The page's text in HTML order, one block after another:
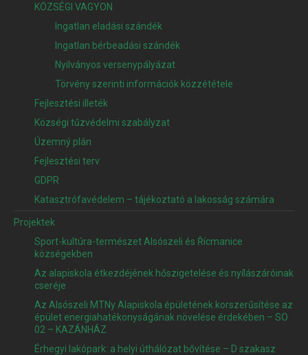
KÖZSÉGI VAGYON
Ingatlan eladási szándék
Ingatlan bérbeadási szándék
Nyilványos versenypályázat
Törvény szerinti információk közzététele
Fejlesztési illeték
Községi tűzvédelmi szabályzat
Územný plán
Fejlesztési terv
GDPR
Katasztrófavédelem – tájékoztató a lakosság számára
Projektek
Sport-kultúra-természet Alsószeli és Řícmanice
községekben
Az alapiskola étkezdéjének hőszigetelése és nyílászáróinak
cseréje
Az Alsószeli MTNy Alapiskola épületének korszerűsítése az
épület energiahatékonyságának növelése érdekében – SO
02 – KAZÁNHÁZ
Érhegyi lakópark: a helyi úthálózat bővítése – D szakasz